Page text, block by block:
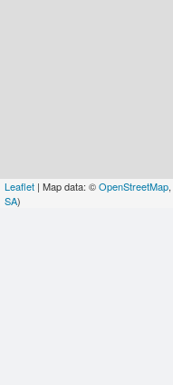
Leaflet | Map data: ©OpenStreetMap,
SA)